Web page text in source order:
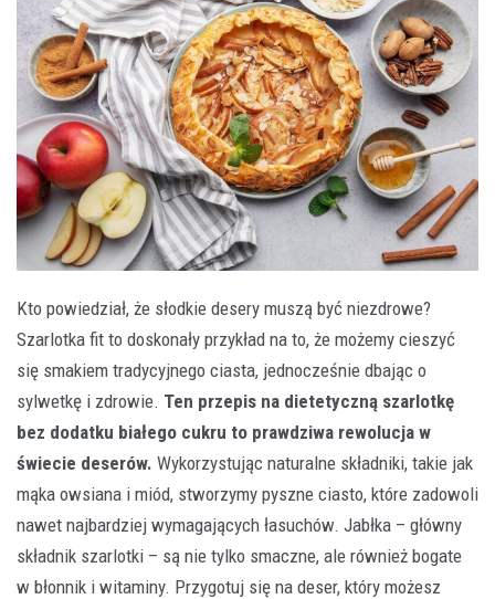
Kto powiedział, że słodkie desery muszą być niezdrowe?
Szarlotka fit to doskonały przykład na to, że możemy cieszyć
się smakiem tradycyjnego ciasta, jednocześnie dbając o
sylwetkę i zdrowie. Ten przepis na dietetyczną szarlotkę
bez dodatku białego cukru to prawdziwa rewolucja w
świecie deserów. Wykorzystując naturalne składniki, takie jak
mąka owsiana i miód, stworzymy pyszne ciasto, które zadowoli
nawet najbardziej wymagających łasuchów. Jabłka – główny
składnik szarlotki – są nie tylko smaczne, ale również bogate
w błonnik i witaminy. Przygotuj się na deser, który możesz